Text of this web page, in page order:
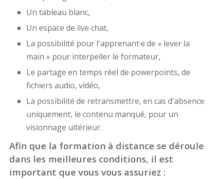
Un tableau blanc,
Un espace de live chat,
La possibilité pour l'apprenant·e de « lever la
main » pour interpeller le formateur,
Le partage en temps réel de powerpoints, de
fichiers audio, vidéo,
La possibilité de retransmettre, en cas d'absence
uniquement, le contenu manqué, pour un
visionnage ultérieur.
Afin que la formation à distance se déroule
dans les meilleures conditions, il est
important que vous vous assuriez :